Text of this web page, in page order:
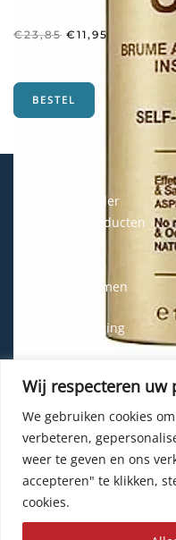
Wij respecteren uw
We gebruiken cookies
verbeteren,
weer te geven en ons
accepteren" te klikken,
cookies.
€23,85 Oorspronkelijke
€ 11,95
prijs
BESTEL
Haarhersteller
Kappersproducten
Haarproblemen
Haarverzorging
Haartreatment
Styling
Shampoo
Haarverf
Permanente haarverf
Semi-permanente
Haarverf zonder